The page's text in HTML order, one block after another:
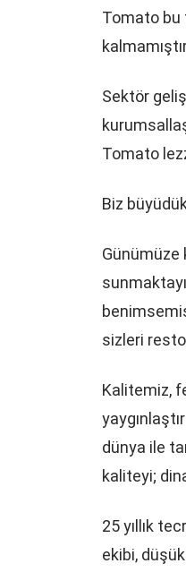
Tomato bu
Sektör
Tomato
Biz
Günümüze
sizleri
Kalitemiz,
dünya ile
kaliteyi;
25 yıllık
ekibi,